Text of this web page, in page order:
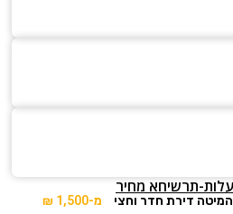
תרשיחא מחיר
דירת חדר וחצי
מ-1,500 ₪